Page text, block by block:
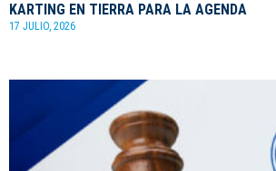
KARTING EN TIERRA PARA LA AGENDA
17 JULIO, 2026